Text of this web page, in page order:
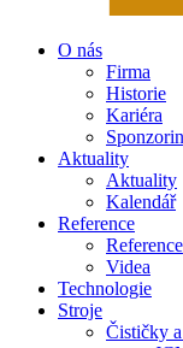
O nás
Firma
Historie
Kariéra
Aktuality
Aktuality
Kalendář
Reference
Reference
Videa
Technologie
Stroje
Čističky